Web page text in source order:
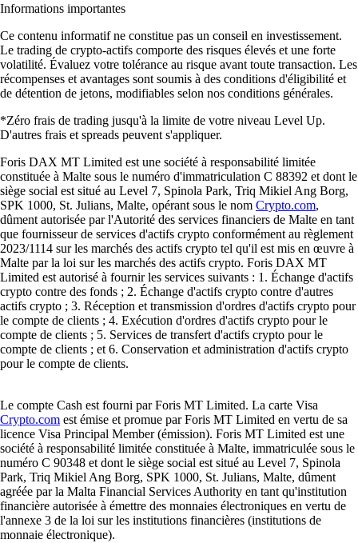
Informations importantes
Ce contenu informatif ne constitue pas un conseil en investissement.
Le trading de crypto-actifs comporte des risques élevés et une forte
volatilité. Évaluez votre tolérance au risque avant toute transaction. Les
récompenses et avantages sont soumis à des conditions d'éligibilité et
de détention de jetons, modifiables selon nos conditions générales.
*Zéro frais de trading jusqu'à la limite de votre niveau Level Up.
D'autres frais et spreads peuvent s'appliquer.
Foris DAX MT Limited est une société à responsabilité limitée
constituée à Malte sous le numéro d'immatriculation C 88392 et dont le
siège social est situé au Level 7, Spinola Park, Triq Mikiel Ang Borg,
SPK 1000, St. Julians, Malte, opérant sous le nom Crypto.com,
dûment autorisée par l'Autorité des services financiers de Malte en tant
que fournisseur de services d'actifs crypto conformément au règlement
2023/1114 sur les marchés des actifs crypto tel qu'il est mis en œuvre à
Malte par la loi sur les marchés des actifs crypto. Foris DAX MT
Limited est autorisé à fournir les services suivants : 1. Échange d'actifs
crypto contre des fonds ; 2. Échange d'actifs crypto contre d'autres
actifs crypto ; 3. Réception et transmission d'ordres d'actifs crypto pour
le compte de clients ; 4. Exécution d'ordres d'actifs crypto pour le
compte de clients ; 5. Services de transfert d'actifs crypto pour le
compte de clients ; et 6. Conservation et administration d'actifs crypto
pour le compte de clients.
Le compte Cash est fourni par Foris MT Limited. La carte Visa
Crypto.com est émise et promue par Foris MT Limited en vertu de sa
licence Visa Principal Member (émission). Foris MT Limited est une
société à responsabilité limitée constituée à Malte, immatriculée sous le
numéro C 90348 et dont le siège social est situé au Level 7, Spinola
Park, Triq Mikiel Ang Borg, SPK 1000, St. Julians, Malte, dûment
agréée par la Malta Financial Services Authority en tant qu'institution
financière autorisée à émettre des monnaies électroniques en vertu de
l'annexe 3 de la loi sur les institutions financières (institutions de
monnaie électronique).